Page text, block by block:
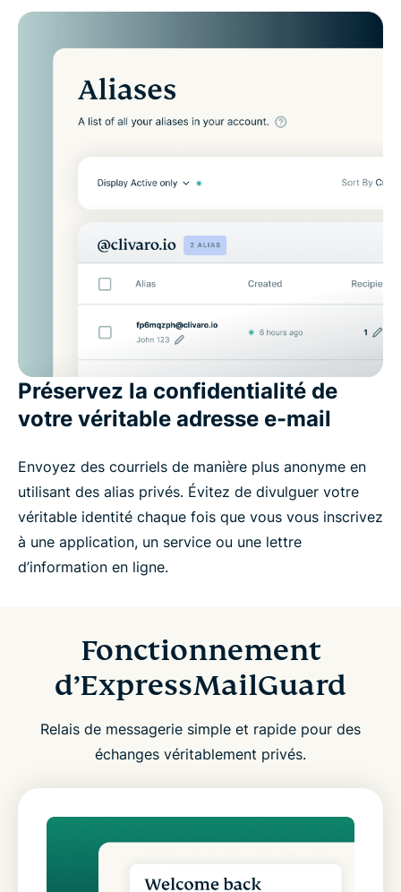
Préservez la confidentialité de
votre véritable adresse e-mail
Envoyez des courriels de manière plus anonyme en
utilisant des alias privés. Évitez de divulguer votre
véritable identité chaque fois que vous vous inscrivez
à une application, un service ou une lettre
d’information en ligne.
Fonctionnement
d’ExpressMailGuard
Relais de messagerie simple et rapide pour des
échanges véritablement privés.